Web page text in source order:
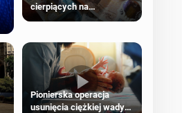
cierpiących na
schorzenia psychiczne
Pionierska operacja
usunięcia ciężkiej wady